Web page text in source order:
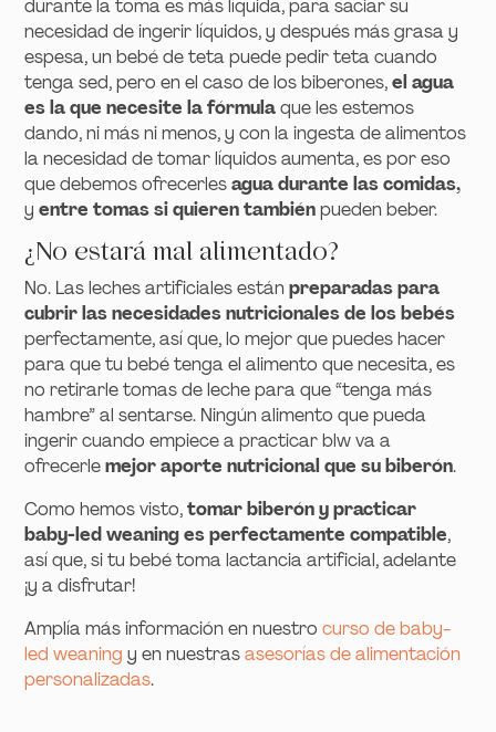
durante la toma es más líquida, para saciar su
necesidad de ingerir líquidos, y después más grasa y
espesa, un bebé de teta puede pedir teta cuando
tenga sed, pero en el caso de los biberones,el agua
es la que necesite la fórmulaque les estemos
dando, ni más ni menos, y con la ingesta de alimentos
la necesidad de tomar líquidos aumenta, es por eso
que debemos ofrecerlesagua durante las comidas,
yentre tomas si quieren tambiénpueden beber.
¿No estará mal alimentado?
No. Las leches artificiales estánpreparadas para
cubrir las necesidades nutricionales de los bebés
perfectamente, así que, lo mejor que puedes hacer
para que tu bebé tenga el alimento que necesita, es
no retirarle tomas de leche para que “tenga más
hambre” al sentarse. Ningún alimento que pueda
ingerir cuando empiece a practicar blw va a
ofrecerlemejor aporte nutricional que su biberón.
Como hemos visto,tomar biberón y practicar
baby-led weaning es perfectamente compatible,
así que, si tu bebé toma lactancia artificial, adelante
¡y a disfrutar!
Amplía más información en nuestrocurso de baby-
led weaning y en nuestrasasesorías de alimentación
personalizadas.